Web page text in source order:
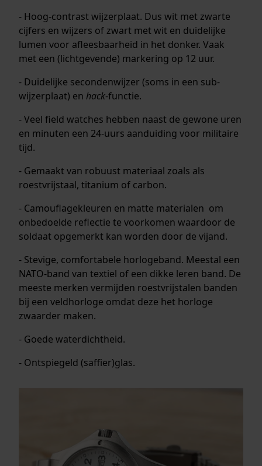
- Hoog-contrast wijzerplaat. Dus wit met zwarte
cijfers en wijzers of zwart met wit en duidelijke
lumen voor afleesbaarheid in het donker. Vaak
met een (lichtgevende) markering op 12 uur.
- Duidelijke secondenwijzer (soms in een sub-
wijzerplaat) en hack-functie.
- Veel field watches hebben naast de gewone uren
en minuten een 24-uurs aanduiding voor militaire
tijd.
- Gemaakt van robuust materiaal zoals als
roestvrijstaal, titanium of carbon.
- Camouflagekleuren en matte materialen om
onbedoelde reflectie te voorkomen waardoor de
soldaat opgemerkt kan worden door de vijand.
- Stevige, comfortabele horlogeband. Meestal een
NATO-band van textiel of een dikke leren band. De
meeste merken vermijden roestvrijstalen banden
bij een veldhorloge omdat deze het horloge
zwaarder maken.
- Goede waterdichtheid.
- Ontspiegeld (saffier)glas.